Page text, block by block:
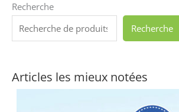
Recherche
Recherche
Articles les mieux notées